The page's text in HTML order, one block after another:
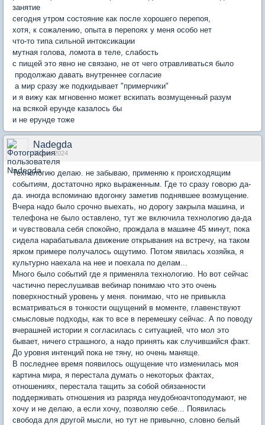
занятие
сегодня утром состояние как после хорошего перепоя,
хотя, к сожалению, опыта в перепоях у меня особо нет
что-то типа сильной интоксикации
мутная голова, ломота в теле, слабость
с пищей это явно не связано, не от чего отравливаться было
продолжаю давать внутреннее согласие
а мир сразу же подкидывает "примерчики"
и я вижу как мгновенно может вскипать возмущенный разум
на всякой ерунде казалось бы
и не ерунде тоже
Nadegda
05 дек 2024
Технологию делаю. не забываю, применяю к происходящим
событиям, достаточно ярко выраженным. Где то сразу говорю да-
да. иногда вспоминаю вдогонку заметив поднявшее возмущение.
Вчера надо было срочно выехать, но дорогу закрыла машина, и
телефона не было оставлено, тут же включила технологию да-да
и чувствовала себя спокойно, прождала в машине 45 минут, пока
сидела нарабатывала движение открывания на встречу, на таком
ярком примере получалось ощутимо. Потом явилась хозяйка, я
культурно наехала на нее и поехала по делам...
Много было событий где я применяла технологию. Но вот сейчас
частично переслушивав вебинар понимаю что это очень
поверхностный уровень у меня. понимаю, что не привыкла
всматриваться в тонкости ощущений в моменте, главенствуют
смысловые подходы, как то все в перемешку сейчас. А по поводу
вчерашней истории я согласилась с ситуацией, что мол это
бывает, ничего страшного, а надо принять как случившийся факт.
До уровня интенций пока не тяну, но очень маняще.
В последнее время появилось ощущение что изменилась моя
картина мира, я перестала думать о некоторых фактах,
отношениях, перестала тащить за собой обязанности
поддерживать отношения из разряда неудобноачтоподумают, не
хочу и не делаю, а если хочу, позволяю себе... Появилась
свобода для другой мысли, но тут не привычно, словно белый